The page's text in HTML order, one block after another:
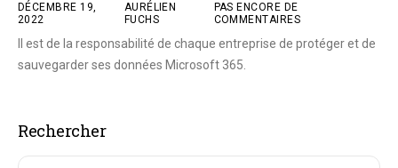
DÉCEMBRE 19,
2022
AURÉLIEN
FUCHS
PAS ENCORE DE
COMMENTAIRES
Il est de la responsabilité de chaque entreprise de protéger et de
sauvegarder ses données Microsoft 365.
Rechercher